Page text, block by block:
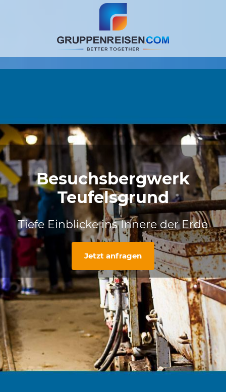
Besuchsbergwerk
Teufelsgrund
Tiefe Einblicke ins Innere der Erde
Jetzt anfragen